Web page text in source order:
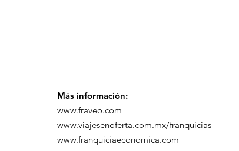
Más información:
www.fraveo.com
www.viajesenoferta.com.mx/franquicias
www.franquiciaeconomica.com